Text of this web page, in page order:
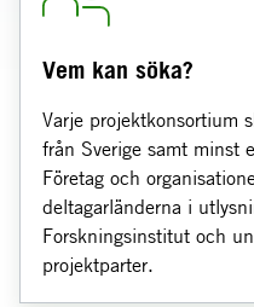
Vem kan söka?
Varje projektkonsortium
från Sverige samt minst
Företag och
deltagarländerna i
Forskningsinstitut och
projektparter.